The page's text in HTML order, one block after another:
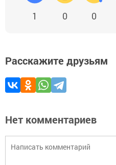
1 0 0
Расскажите друзьям
Нет комментариев